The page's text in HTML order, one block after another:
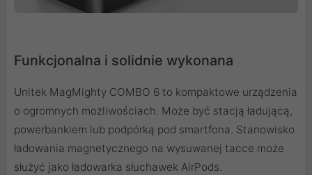
Funkcjonalna i solidnie wykonana
Unitek MagMighty COMBO 6 to kompaktowe urządzenia
o ogromnych możliwościach. Może być stacją ładującą,
powerbankiem lub podpórką pod smartfona. Stanowisko
ładowania magnetycznego na wysuwanej tacce może
służyć jako ładowarka słuchawek AirPods.